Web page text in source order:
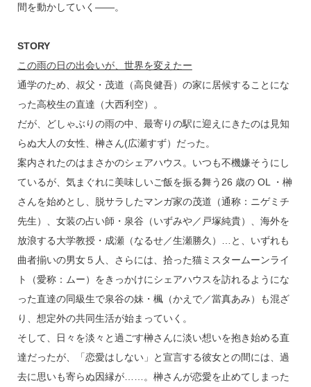
間を動かしていく――。
STORY
この雨の日の出会いが、世界を変えたー
通学のため、叔父・茂道（高良健吾）の家に居候することにな
った高校生の直達（大西利空）。
だが、どしゃぶりの雨の中、最寄りの駅に迎えにきたのは見知
らぬ大人の女性、榊さん(広瀬すず）だった。
案内されたのはまさかのシェアハウス。いつも不機嫌そうにし
ているが、気まぐれに美味しいご飯を振る舞う26 歳の OL ・榊
さんを始めとし、脱サラしたマンガ家の茂道（通称：ニゲミチ
先生）、女装の占い師・泉谷（いずみや／戸塚純貴）、海外を
放浪する大学教授・成瀬（なるせ／生瀬勝久）…と、いずれも
曲者揃いの男女５人、さらには、拾った猫ミスタームーンライ
ト（愛称：ムー）をきっかけにシェアハウスを訪れるようにな
った直達の同級生で泉谷の妹・楓（かえで／當真あみ）も混ざ
り、想定外の共同生活が始まっていく。
そして、日々を淡々と過ごす榊さんに淡い想いを抱き始める直
達だったが、「恋愛はしない」と宣言する彼女との間には、過
去に思いも寄らぬ因縁が……。榊さんが恋愛を止めてしまった